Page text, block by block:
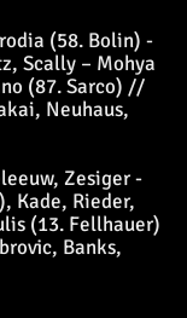
(58. Bolin) -
Scally – Mohya
(87. Sarco) //
Neuhaus,
Zesiger -
Kade, Rieder,
(13. Fellhauer)
Banks,